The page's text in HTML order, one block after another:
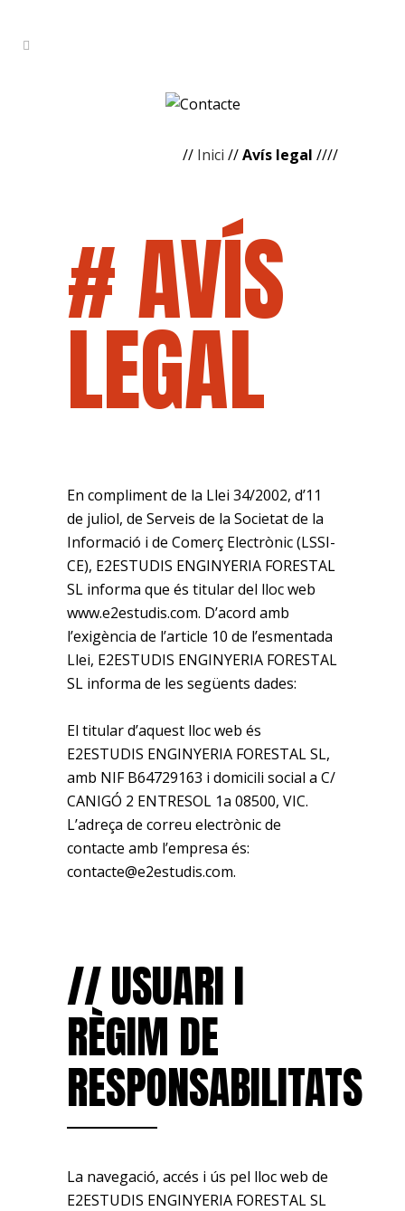
// Inici //Avís legal ////
# AVÍS
LEGAL
En compliment de la Llei 34/2002, d’11
de juliol, de Serveis de la Societat de la
Informació i de Comerç Electrònic (LSSI-
CE), E2ESTUDIS ENGINYERIA FORESTAL
SL informa que és titular del lloc web
www.e2estudis.com. D’acord amb
l’exigència de l’article 10 de l’esmentada
Llei, E2ESTUDIS ENGINYERIA FORESTAL
SL informa de les següents dades:
El titular d’aquest lloc web és
E2ESTUDIS ENGINYERIA FORESTAL SL,
amb NIF B64729163 i domicili social a C/
CANIGÓ 2 ENTRESOL 1a 08500, VIC.
L’adreça de correu electrònic de
contacte amb l’empresa és:
contacte@e2estudis.com.
// USUARI I
RÈGIM DE
RESPONSABILITATS
La navegació, accés i ús pel lloc web de
E2ESTUDIS ENGINYERIA FORESTAL SL